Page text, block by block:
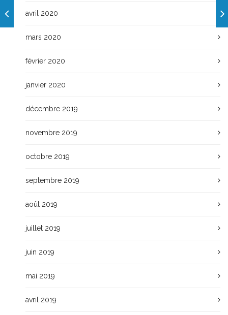
avril 2020
mars 2020
février 2020
janvier 2020
décembre 2019
novembre 2019
octobre 2019
septembre 2019
août 2019
juillet 2019
juin 2019
mai 2019
avril 2019